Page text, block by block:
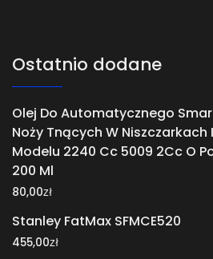
Ostatnio dodane
Olej Do Automatycznego
Noży Tnących W Niszczarkach
Modelu 2240 Cc 5009 2Cc O
200 Ml
80,00zł
Stanley FatMax SFMCE520
455,00zł